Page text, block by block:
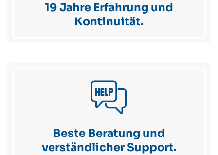
19 Jahre Erfahrung und
Kontinuität.
Beste Beratung und
verständlicher Support.